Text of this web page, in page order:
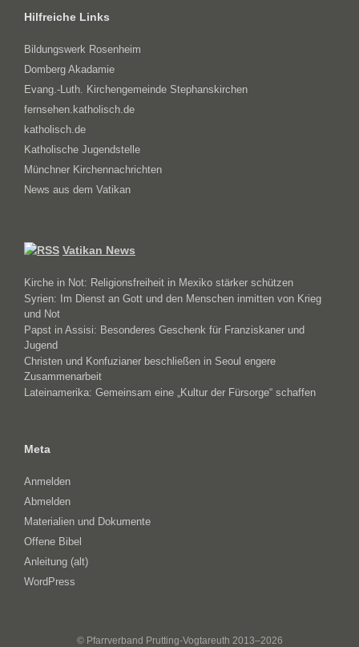
Hilfreiche Links
Bildungswerk Rosenheim
Domberg Akadamie
Evang.-Luth. Kirchengemeinde Stephanskirchen
fernsehen.katholisch.de
katholisch.de
Katholische Jugendstelle
Münchner Kirchennachrichten
News aus dem Vatikan
Vatikan News
Kirche in Not: Religionsfreiheit in Mexiko stärker schützen
Syrien: Im Dienst an Gott und den Menschen inmitten von Krieg
und Not
Papst in Assisi: Besonderes Geschenk für Franziskaner und
Jugend
Christen und Konfuzianer beschließen in Seoul engere
Zusammenarbeit
Lateinamerika: Gemeinsam eine „Kultur der Fürsorge“ schaffen
Meta
Anmelden
Abmelden
Materialien und Dokumente
Offene Bibel
Anleitung (alt)
WordPress
© Pfarrverband Prutting-Vogtareuth 2013–2026